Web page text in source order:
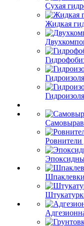
Сухая
Жидкая
Ровнители
Шпаклевки